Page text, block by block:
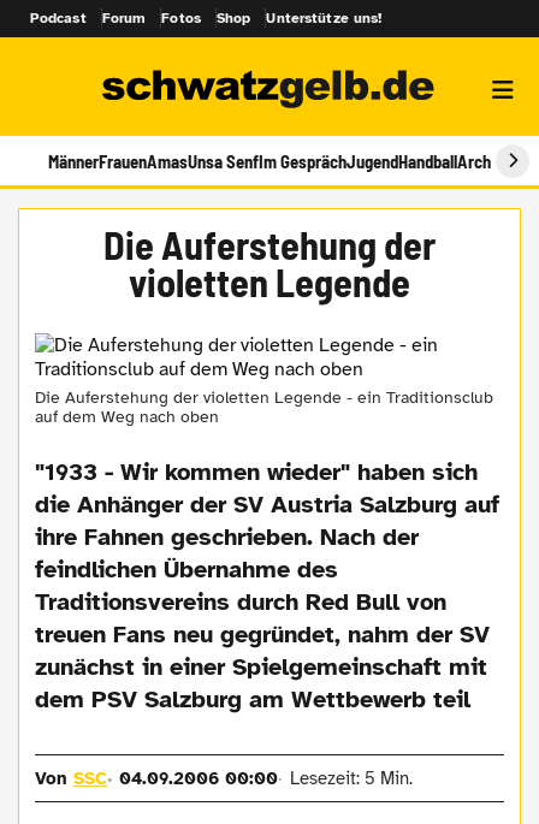
Podcast Forum Fotos Shop Unterstütze uns!
MännerFrauenAmasUnsa SenfIm GesprächJugendHandballArchiv
Die Auferstehung der
violetten Legende
Die Auferstehung der violetten Legende - ein Traditionsclub
auf dem Weg nach oben
"1933 - Wir kommen wieder" haben sich
die Anhänger der SV Austria Salzburg auf
ihre Fahnen geschrieben. Nach der
feindlichen Übernahme des
Traditionsvereins durch Red Bull von
treuen Fans neu gegründet, nahm der SV
zunächst in einer Spielgemeinschaft mit
dem PSV Salzburg am Wettbewerb teil
VonSSC 04.09.2006 00:00 Lesezeit: 5 Min.